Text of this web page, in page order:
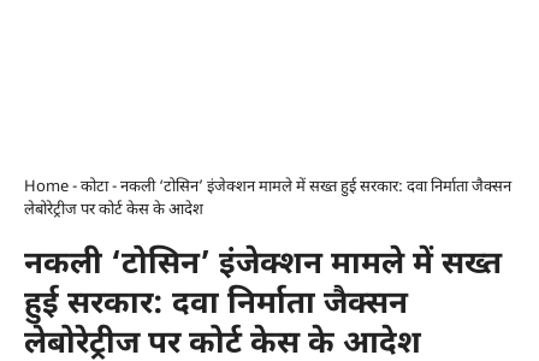
Home-कोटा-नकली ‘टोसिन’ इंजेक्शन मामले में सख्त हुई सरकार: दवा निर्माता जैक्सन
लेबोरेट्रीज पर कोर्ट केस के आदेश
नकली ‘टोसिन’ इंजेक्शन मामले में सख्त
हुई सरकार: दवा निर्माता जैक्सन
लेबोरेट्रीज पर कोर्ट केस के आदेश